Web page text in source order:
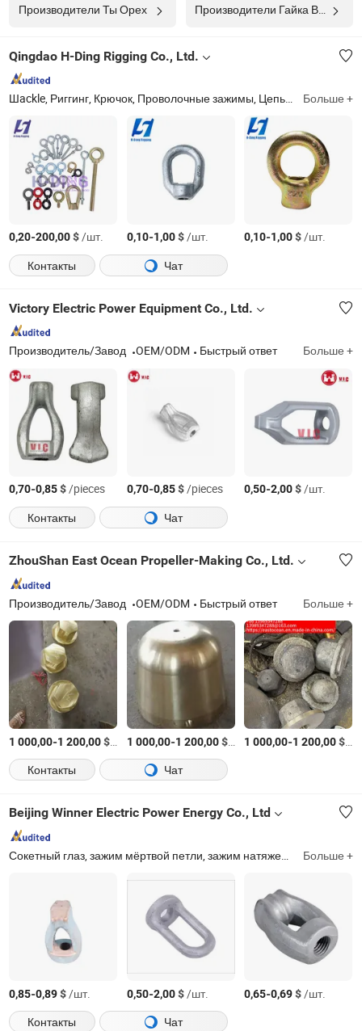
Производители Ты Орех Производители Гайка Винтовая
Qingdao H-Ding Rigging Co., Ltd.
Шackle, Риггинг, Крючок, Проволочные зажимы, Цепь, Гайки, Болты, Термобук, Нержавеющая сталь, Загрузочный зажим Больше +
0,20-200,00$/шт. 0,10-1,00$/шт. 0,10-1,00$/шт.
Контакты
Чат
Victory Electric Power Equipment Co., Ltd.
Производитель/Завод OEM/ODM Быстрый ответ Больше +
0,70-0,85$/pieces 0,70-0,85$/pieces 0,50-2,00$/шт.
Контакты
Чат
ZhouShan East Ocean Propeller-Making Co., Ltd.
Производитель/Завод OEM/ODM Быстрый ответ Больше +
1 000,00-1 200,00$/шт.1 000,00-1 200,00$/шт.1 000,00-1 200,00$/
Контакты
Чат
Beijing Winner Electric Power Energy Co., Ltd
Сокетный глаз, зажим мёртвой петли, зажим натяжения, выводной штырь, полимерный изолятор, анкерный стержень, ушко, горячая ссылка, монтажный кронштейн, аллейная рука Больше +
0,85-0,89$/шт. 0,50-2,00$/шт. 0,65-0,69$/шт.
Контакты
Чат